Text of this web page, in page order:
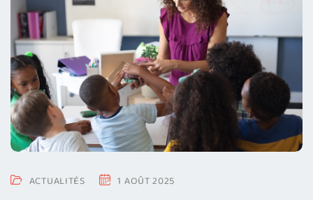
ACTUALITÉS 1 AOÛT 2025